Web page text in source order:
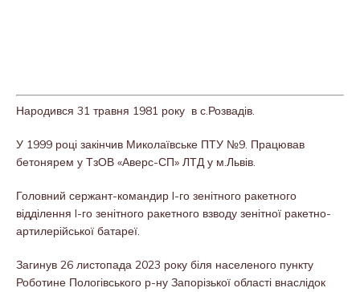
Народився 31 травня 1981 року в с.Розвадів.
У 1999 році закінчив Миколаївське ПТУ №9. Працював
бетонярем у ТзОВ «Аверс-СП» ЛТД у м.Львів.
Головний сержант-командир I-го зенітного ракетного
відділення I-го зенітного ракетного взводу зенітної ракетно-
артилерійської батареї.
Загинув 26 листопада 2023 року біля населеного пункту
Роботине Пологівського р-ну Запорізької області внаслідок